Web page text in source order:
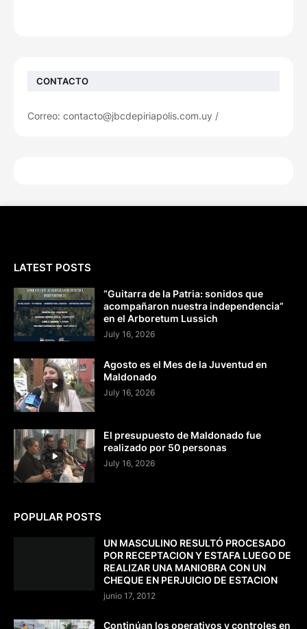
CONTACTO
Correo: contacto@jbcdepiriapolis.com.uy /
LATEST POSTS
“Guitarra de la Patria: sonidos que
acompañaron nuestra independencia”
en el Arboretum Lussich
July 16, 2026
Agosto es el Mes de la Juventud en
Maldonado
July 16, 2026
El presupuesto de Maldonado fue
realizado por 50 personas
July 16, 2026
POPULAR POSTS
UN MASCULINO RESULTÓ PROCESADO
POR RECEPTACION Y ESTAFA LUEGO DE
REALIZAR UNA MANIOBRA CON UN
CHEQUE EN PERJUICIO DE ESTACION
junio 17, 2012
Continúan los operativos y controles en